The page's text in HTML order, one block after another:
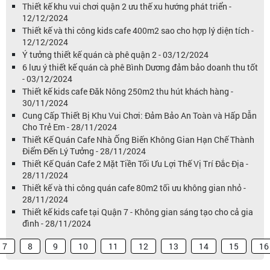
Thiết kế khu vui chơi quận 2 ưu thế xu hướng phát triển -
12/12/2024
Thiết kế và thi công kids cafe 400m2 sao cho hợp lý diện tích -
12/12/2024
Ý tưởng thiết kế quán cà phê quận 2 - 03/12/2024
6 lưu ý thiết kế quán cà phê Bình Dương đảm bảo doanh thu tốt
- 03/12/2024
Thiết kế kids cafe Đăk Nông 250m2 thu hút khách hàng -
30/11/2024
Cung Cấp Thiết Bị Khu Vui Chơi: Đảm Bảo An Toàn và Hấp Dẫn
Cho Trẻ Em - 28/11/2024
Thiết Kế Quán Cafe Nhà Ống Biến Không Gian Hạn Chế Thành
Điểm Đến Lý Tưởng - 28/11/2024
Thiết Kế Quán Cafe 2 Mặt Tiền Tối Ưu Lợi Thế Vị Trí Đắc Địa -
28/11/2024
Thiết kế và thi công quán cafe 80m2 tối ưu không gian nhỏ -
28/11/2024
Thiết kế kids cafe tại Quận 7 - Không gian sáng tạo cho cả gia
đình - 28/11/2024
7 8 9 10 11 12 13 14 15 16